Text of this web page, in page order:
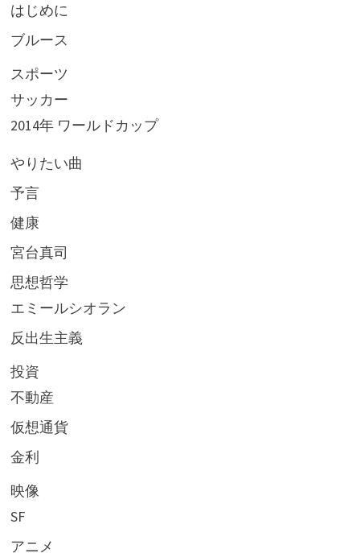
はじめに
ブルース
スポーツ
サッカー
2014年 ワールドカップ
やりたい曲
予言
健康
宮台真司
思想哲学
エミールシオラン
反出生主義
投資
不動産
仮想通貨
金利
映像
SF
アニメ